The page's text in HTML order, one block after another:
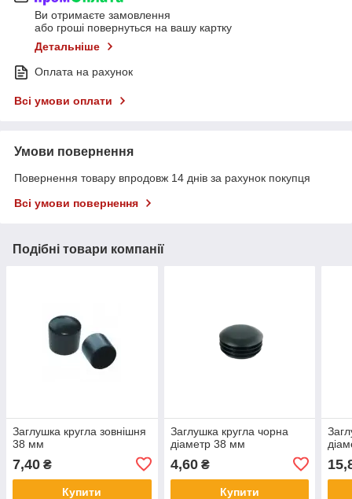
Ви отримаєте замовлення
або гроші повернуться на вашу картку
Детальніше
Оплата на рахунок
Всі умови оплати
Умови повернення
Повернення товару впродовж 14 днів за рахунок покупця
Всі умови повернення
Подібні товари компанії
Заглушка кругла зовнішня
38 мм
7,40 ₴
Купити
Заглушка кругла чорна
діаметр 38 мм
4,60₴
Купити